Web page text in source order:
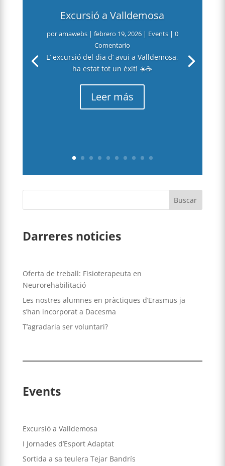
Excursió a Valldemosa
poramawebs| febrero 19, 2026| Events| 0
Comentario
L’ excursió del dia d’ avui a Valldemosa,
ha estat tot un éxit! ☀️☕️
Leer más
Darreres noticies
Oferta de treball: Fisioterapeuta en
Neurorehabilitació
Les nostres alumnes en pràctiques d’Erasmus ja
s’han incorporat a Dacesma
T’agradaria ser voluntari?
Events
Excursió a Valldemosa
I Jornades d’Esport Adaptat
Sortida a sa teulera Tejar Bandrís